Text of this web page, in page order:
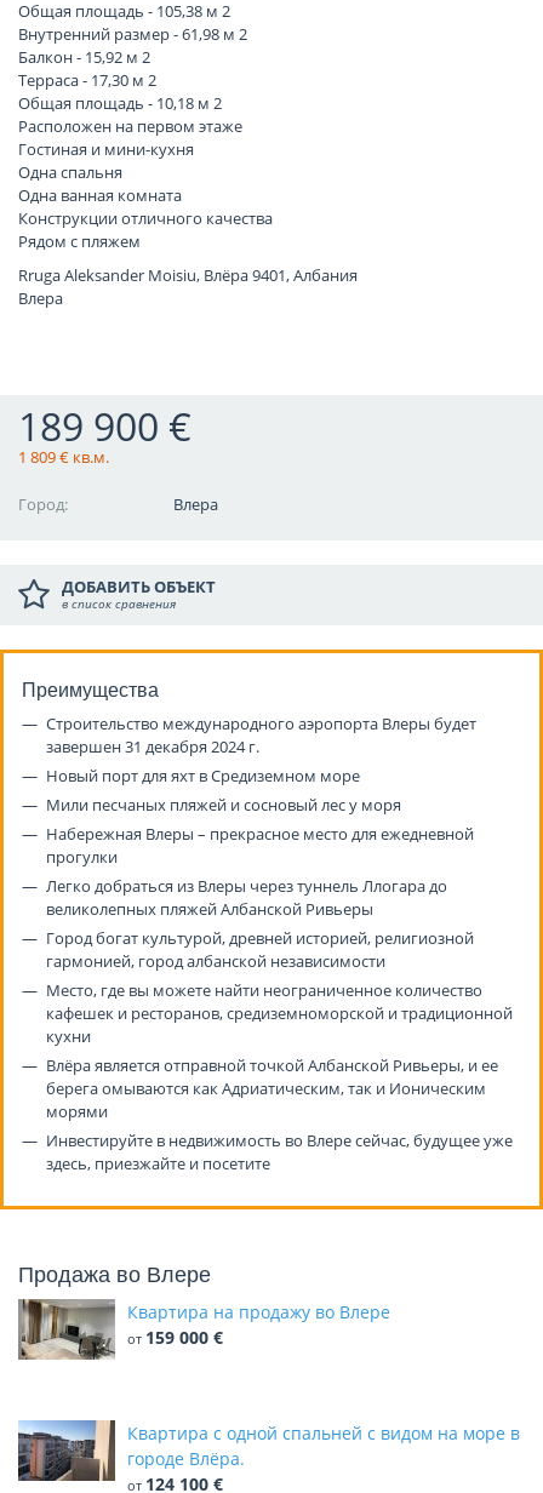
Общая площадь - 105,38 м 2
Внутренний размер - 61,98 м 2
Балкон - 15,92 м 2
Терраса - 17,30 м 2
Общая площадь - 10,18 м 2
Расположен на первом этаже
Гостиная и мини-кухня
Одна спальня
Одна ванная комната
Конструкции отличного качества
Рядом с пляжем
Rruga Aleksander Moisiu, Влёра 9401, Албания
Влера
189 900 €
1 809 € кв.м.
Город: Влера
ДОБАВИТЬ ОБЪЕКТ
в список сравнения
Преимущества
Строительство международного аэропорта Влеры будет
завершен 31 декабря 2024 г.
Новый порт для яхт в Средиземном море
Мили песчаных пляжей и сосновый лес у моря
Набережная Влеры – прекрасное место для ежедневной
прогулки
Легко добраться из Влеры через туннель Ллогара до
великолепных пляжей Албанской Ривьеры
Город богат культурой, древней историей, религиозной
гармонией, город албанской независимости
Место, где вы можете найти неограниченное количество
кафешек и ресторанов, средиземноморской и традиционной
кухни
Влёра является отправной точкой Албанской Ривьеры, и ее
берега омываются как Адриатическим, так и Ионическим
морями
Инвестируйте в недвижимость во Влере сейчас, будущее уже
здесь, приезжайте и посетите
Продажа во Влере
Квартира на продажу во Влере
от 159 000 €
Квартира с одной спальней с видом на море в
городе Влёра.
от 124 100 €